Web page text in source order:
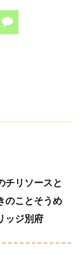
チリソースと
のことそうめ
ッジ別府